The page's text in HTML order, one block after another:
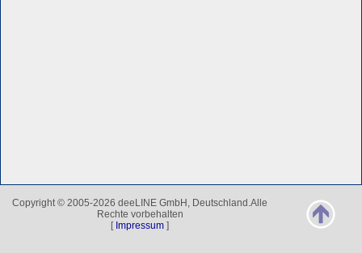
Copyright © 2005-2026 deeLINE GmbH, Deutschland.Alle
Rechte vorbehalten
[ Impressum ]